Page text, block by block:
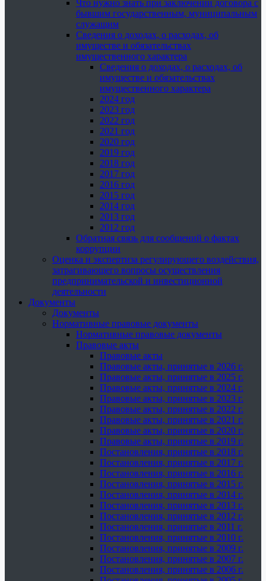
Что нужно знать при заключении договора с
бывшим государственным, муниципальным
служащим
Сведения о доходах, о расходах, об
имуществе и обязательствах
имущественного характера
Сведения о доходах, о расходах, об
имуществе и обязательствах
имущественного характера
2024 год
2023 год
2022 год
2021 год
2020 год
2019 год
2018 год
2017 год
2016 год
2015 год
2014 год
2013 год
2012 год
Обратная связь для сообщений о фактах
коррупции
Оценка и экспертиза регулирующего воздействия,
затрагивающего вопросы осуществления
предпринимательской и инвестиционной
деятельности
Документы
Документы
Нормативные правовые документы
Нормативные правовые документы
Правовые акты
Правовые акты
Правовые акты, принятые в 2026 г.
Правовые акты, принятые в 2025 г.
Правовые акты, принятые в 2024 г.
Правовые акты, принятые в 2023 г.
Правовые акты, принятые в 2022 г.
Правовые акты, принятые в 2021 г.
Правовые акты, принятые в 2020 г.
Правовые акты, принятые в 2019 г.
Постановления, принятые в 2018 г.
Постановления, принятые в 2017 г.
Постановления, принятые в 2016 г.
Постановления, принятые в 2015 г.
Постановления, принятые в 2014 г.
Постановления, принятые в 2013 г.
Постановления, принятые в 2012 г.
Постановления, принятые в 2011 г.
Постановления, принятые в 2010 г.
Постановления, принятые в 2009 г.
Постановления, принятые в 2007 г.
Постановления, принятые в 2006 г.